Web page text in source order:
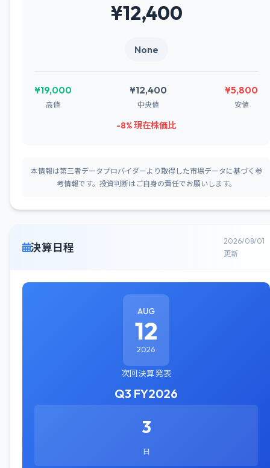
¥12,400
None
¥19,000
高値
¥12,400
中央値
¥5,800
安値
-8% 現在株価比
本情報は第三者データプロバイダーより取得した市場データに基づく参
考情報です。投資判断はご自身の責任でお願いします。
決算日程
2026/08/01
更新
AUG
12
2026
次回決算発表
Q3 FY2026
3
日